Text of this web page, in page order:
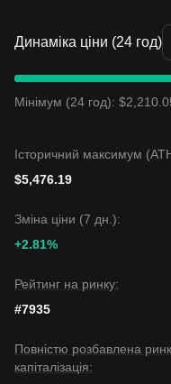
Динаміка ціни (24 год)
Мінімум (24 год):
Історичний максимум
$5,476.19
Зміна ціни (7 дн.):
+2.81%
Рейтинг на ринку:
#7935
Повністю розбавлена
капіталізація: